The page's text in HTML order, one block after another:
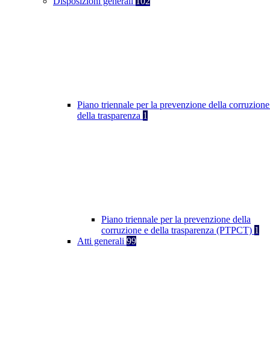
Piano triennale per la prevenzione della
della trasparenza 1
Piano triennale per la prevenzione della
corruzione e della trasparenza (PTPCT) 1
Atti generali 99